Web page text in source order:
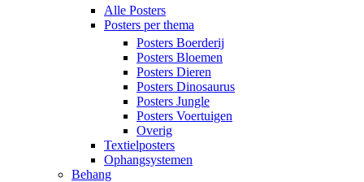
Alle Posters
Posters per thema
Posters Boerderij
Posters Bloemen
Posters Dieren
Posters Dinosaurus
Posters Jungle
Posters Voertuigen
Overig
Textielposters
Ophangsystemen
Behang